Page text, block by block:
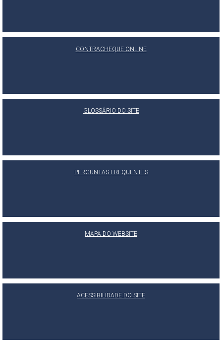
CONTRACHEQUE ONLINE
GLOSSÁRIO DO SITE
PERGUNTAS FREQUENTES
MAPA DO WEBSITE
ACESSIBILIDADE DO SITE